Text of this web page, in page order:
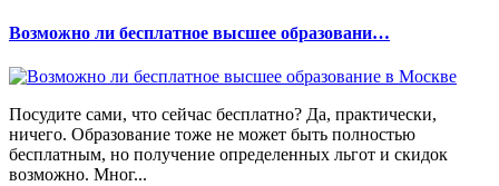
Возможно ли бесплатное высшее образовани…
Посудите сами, что сейчас бесплатно? Да, практически,
ничего. Образование тоже не может быть полностью
бесплатным, но получение определенных льгот и скидок
возможно. Мног...